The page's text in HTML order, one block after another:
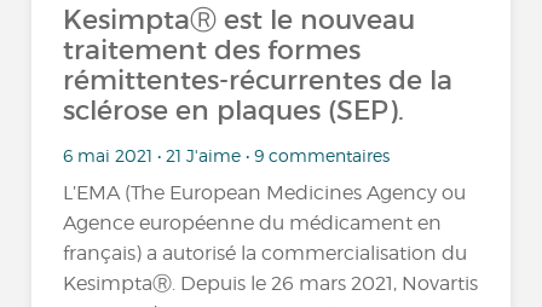
KesimptaⓇ est le nouveau
traitement des formes
rémittentes-récurrentes de la
sclérose en plaques (SEP).
6 mai 2021 • 21 J'aime • 9 commentaires
L’EMA (The European Medicines Agency ou
Agence européenne du médicament en
français) a autorisé la commercialisation du
KesimptaⓇ. Depuis le 26 mars 2021, Novartis